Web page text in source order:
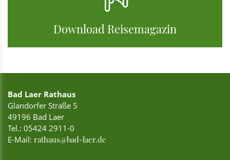
Download Reisemagazin
Bad Laer Rathaus
Glandorfer Straße 5
49196 Bad Laer
Tel.: 05424 2911-0
E-Mail: rathaus@bad-laer.de